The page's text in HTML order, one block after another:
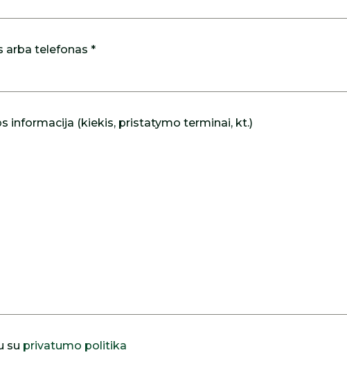
arba telefonas *
informacija (kiekis, pristatymo terminai, kt.)
su privatumo politika